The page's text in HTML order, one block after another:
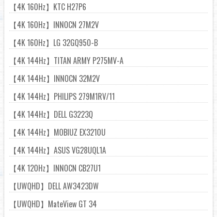
【4K 160Hz】KTC H27P6
【4K 160Hz】INNOCN 27M2V
【4K 160Hz】LG 32GQ950-B
【4K 144Hz】TITAN ARMY P275MV-A
【4K 144Hz】INNOCN 32M2V
【4K 144Hz】PHILIPS 279M1RV/11
【4K 144Hz】DELL G3223Q
【4K 144Hz】MOBIUZ EX3210U
【4K 144Hz】ASUS VG28UQL1A
【4K 120Hz】INNOCN CB27U1
【UWQHD】DELL AW3423DW
【UWQHD】MateView GT 34